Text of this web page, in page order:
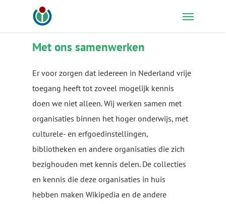
Menu
Met ons samenwerken
Er voor zorgen dat iedereen in Nederland vrije
toegang heeft tot zoveel mogelijk kennis
doen we niet alleen. Wij werken samen met
organisaties binnen het hoger onderwijs, met
culturele- en erfgoedinstellingen,
bibliotheken en andere organisaties die zich
bezighouden met kennis delen. De collecties
en kennis die deze organisaties in huis
hebben maken Wikipedia en de andere